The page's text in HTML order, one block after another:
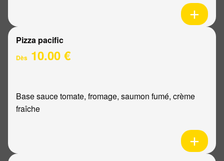
Pizza pacific
Dès 10.00 €
Base sauce tomate, fromage, saumon fumé, crème
fraîche